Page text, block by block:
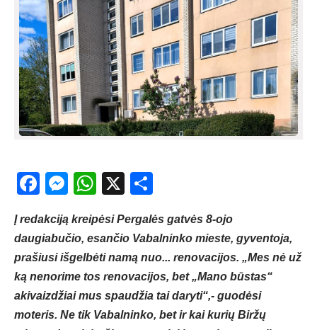
Facebook
Messenger
WhatsApp
X
Į redakciją kreipėsi Pergalės gatvės 8-ojo
daugiabučio, esančio Vabalninko mieste, gyventoja,
prašiusi išgelbėti namą nuo... renovacijos. „Mes nė už
ką nenorime tos renovacijos, bet „Mano būstas“
akivaizdžiai mus spaudžia tai daryti“,- guodėsi
moteris. Ne tik Vabalninko, bet ir kai kurių Biržų